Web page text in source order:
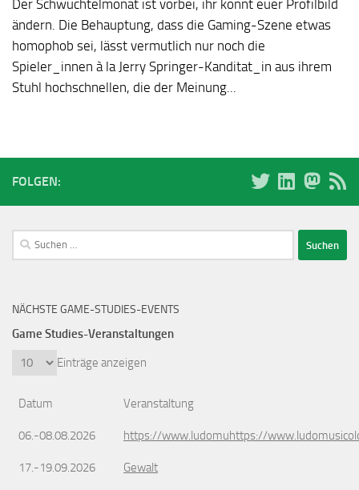
Der Schwuchtelmonat ist vorbei, ihr könnt euer Profilbild
ändern. Die Behauptung, dass die Gaming-Szene etwas
homophob sei, lässt vermutlich nur noch die
Spieler_innen à la Jerry Springer-Kanditat_in aus ihrem
Stuhl hochschnellen, die der Meinung...
FOLGEN:
Suchen
nach:
NÄCHSTE GAME-STUDIES-EVENTS
Game Studies-Veranstaltungen
Einträge anzeigen
Datum Veranstaltung
06.-08.08.2026 https://www.ludomuhttps://
17.-19.09.2026 Gewalt